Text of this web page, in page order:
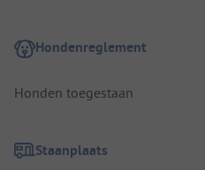
Hondenreglement
Honden toegestaan
Staanplaats